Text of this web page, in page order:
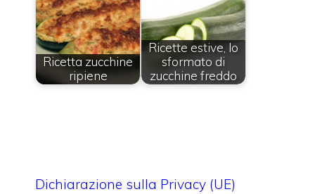
Ricetta zucchine
ripiene
Ricette estive, lo
sformato di
zucchine freddo
Dichiarazione sulla Privacy (UE)